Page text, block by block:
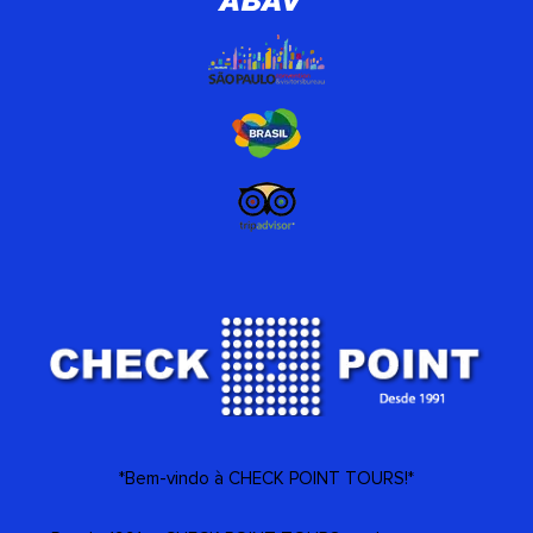
*Bem-vindo à CHECK POINT TOURS!*